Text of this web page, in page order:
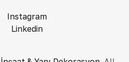
Instagram
Linkedin